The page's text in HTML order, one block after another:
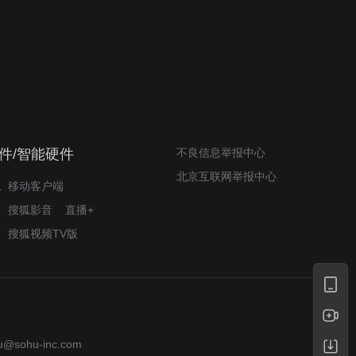
/智能硬件
移动客户端
搜狐影音
直播+
搜狐视频TV版
不良信息举报中心
北京互联网举报中心
inc.com